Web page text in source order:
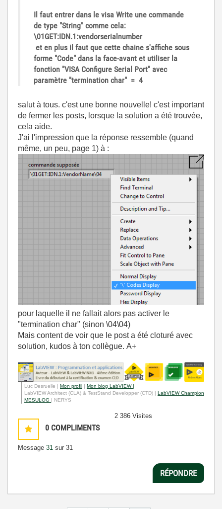
Il faut entrer dans le visa Write une commande
de type "String" comme cela:
\01GET:IDN.1:vendorserialnumber
et en plus il faut que cette chaine s'affiche sous
forme "Code" dans la face-avant et utiliser la
fonction "VISA Configure Serial Port" avec
paramètre "termination char" = 4
salut à tous. c'est une bonne nouvelle! c'est important
de fermer les posts, lorsque la solution a été trouvée,
cela aide.
J'ai l'impression que la réponse ressemble (quand
même, un peu, page 1) à :
pour laquelle il ne fallait alors pas activer le
"termination char" (sinon \04\04)
Mais content de voir que le post a été cloturé avec
solution, kudos à ton collègue. A+
Luc Desruelle | Mon profil | Mon blog LabVIEW |
LabVIEW Architect (CLA) & TestStand Developper (CTD) | LabVIEW Champion
MESULOG | NERYS
0 COMPLIMENTS
Message 31 sur 31
2 386 Visites
RÉPONDRE